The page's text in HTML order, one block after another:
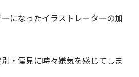
になったイラストレーターの加
・偏見に時々嫌気を感じてしま